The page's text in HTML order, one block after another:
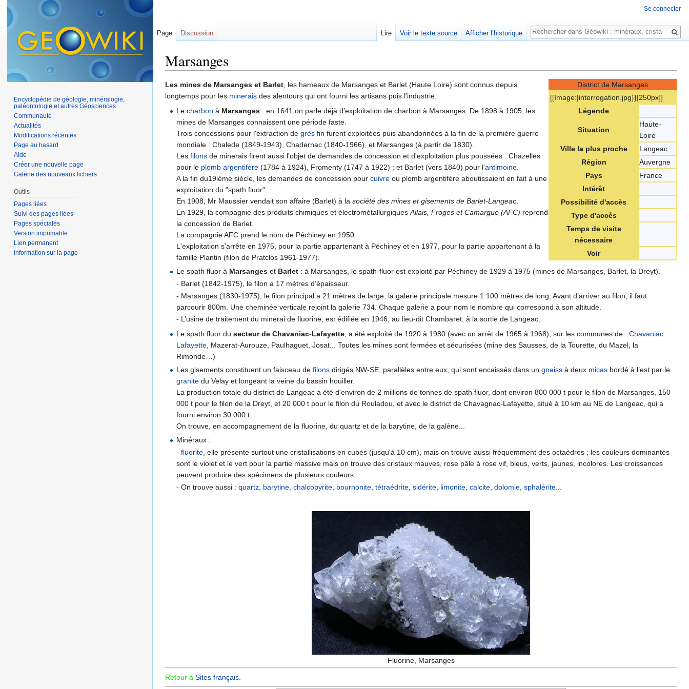
Marsanges
District de Marsanges
[[Image:‎|interrogation.jpg}}|250px]]
Légende
Situation
Haute-
Loire
Ville la plus proche
Langeac
Région
Auvergne
Pays
France
Intérêt
Possibilité d'accès
Type d'accès
Temps de visite
nécessaire
Voir
Les mines de Marsanges et Barlet, les hameaux de Marsanges et Barlet (Haute Loire) sont connus depuis
longtemps pour les minerais des alentours qui ont fourni les artisans puis l'industrie.
Lecharbon à Marsanges : en 1641 on parle déjà d’exploitation de charbon à Marsanges. De 1898 à 1905, les
mines de Marsanges connaissent une période faste.
Trois concessions pour l'extraction degrès fin furent exploitées puis abandonnées à la fin de la première guerre
mondiale : Chalede (1849-1943), Chadernac (1840-1966), et Marsanges (à partir de 1830).
Lesfilons de minerais firent aussi l'objet de demandes de concession et d'exploitation plus poussées : Chazelles
pour le plomb argentifère (1784 à 1924), Fromenty (1747 à 1922) ; et Barlet (vers 1840) pour l'antimoine.
A la fin du19iéme siècle, les demandes de concession pourcuivre ou plomb argentifère aboutissaient en fait à une
exploitation du "spath fluor".
En 1908, Mr Maussier vendait son affaire (Barlet) à lasociété des mines et gisements de Barlet-Langeac.
En 1929, la compagnie des produits chimiques et électrométallurgiquesAllais, Froges et Camargue (AFC) reprend
la concession de Barlet.
La compagnie AFC prend le nom de Péchiney en 1950.
L'exploitation s'arrête en 1975, pour la partie appartenant à Péchiney et en 1977, pour la partie appartenant à la
famille Plantin (filon de Pratclos 1961-1977).
Le spath fluor à Marsanges et Barlet : à Marsanges, le spath-fluor est exploité par Péchiney de 1929 à 1975 (mines de Marsanges, Barlet, la Dreyt).
- Barlet (1842-1975), le filon a 17 mètres d’épaisseur.
- Marsanges (1830-1975), le filon principal a 21 mètres de large, la galerie principale mesure 1 100 mètres de long. Avant d’arriver au filon, il faut
parcourir 800m. Une cheminée verticale rejoint la galerie 734. Chaque galerie a pour nom le nombre qui correspond à son altitude.
- L’usine de traitement du minerai de fluorine, est édifiée en 1946, au lieu-dit Chambaret, à la sortie de Langeac.
Le spath fluor dusecteur de Chavaniac-Lafayette, a été exploité de 1920 à 1980 (avec un arrêt de 1965 à 1968), sur les communes de :Chavaniac
Lafayette, Mazerat-Aurouze, Paulhaguet, Josat... Toutes les mines sont fermées et sécurisées (mine des Sausses, de la Tourette, du Mazel, la
Rimonde…)
Les gisements constituent un faisceau defilons dirigés NW-SE, parallèles entre eux, qui sont encaissés dans ungneiss à deux micas bordé à l’est par le
granite du Velay et longeant la veine du bassin houiller.
La production totale du district de Langeac a été d'environ de 2 millions de tonnes de spath fluor, dont environ 800 000 t pour le filon de Marsanges, 150
000 t pour le filon de la Dreyt, et 20 000 t pour le filon du Rouladou, et avec le district de Chavagnac-Lafayette, situé à 10 km au NE de Langeac, qui a
fourni environ 30 000 t.
On trouve, en accompagnement de la fluorine, du quartz et de la barytine, de la galène...
Minéraux :
-fluorite, elle présente surtout une cristallisations en cubes (jusqu'à 10 cm), mais on trouve aussi fréquemment des octaèdres ; les couleurs dominantes
sont le violet et le vert pour la partie massive mais on trouve des cristaux mauves, rose pâle à rose vif, bleus, verts, jaunes, incolores. Les croissances
peuvent produire des spécimens de plusieurs couleurs.
- On trouve aussi :quartz barytine ,chalcopyrite bournonite ,tétraédrite ,sidérite limonite ,calcite ,dolomie ,sphalérite
Fluorine, Marsanges
Retour à Sites français
Se connecter
Page Discussion Lire Voir le texte source Afficher l’historique
Rechercher
Encyclopédie de géologie, minéralogie,
paléontologie et autres Géosciences
Communauté
Actualités
Modifications récentes
Page au hasard
Aide
Créer une nouvelle page
Galerie des nouveaux fichiers
Outils
Pages liées
Suivi des pages liées
Pages spéciales
Version imprimable
Lien permanent
Information sur la page